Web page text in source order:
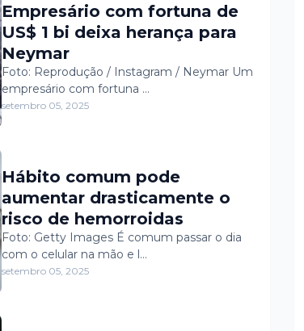
Empresário com fortuna de
US$ 1 bi deixa herança para
Neymar
Foto: Reprodução / Instagram / Neymar Um
empresário com fortuna …
setembro 05, 2025
Hábito comum pode
aumentar drasticamente o
risco de hemorroidas
Foto: Getty Images É comum passar o dia
com o celular na mão e l…
setembro 05, 2025